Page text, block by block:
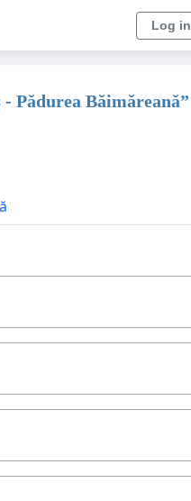
Log in
Băimăreană”